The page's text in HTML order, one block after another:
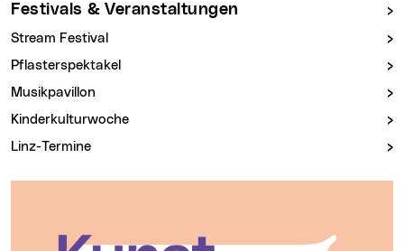
Festivals & Veranstaltungen
Stream Festival
Pflasterspektakel
Musikpavillon
Kinderkulturwoche
Linz-Termine